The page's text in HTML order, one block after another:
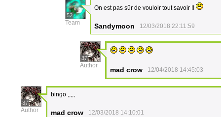
52
Team
On est pas sûr de vouloir tout savoir !!
Sandymoon 12/03/2018 22:11:59
37
Author
mad crow 12/04/2018 14:45:03
37
Author
bingo ,,,,,
mad crow 12/03/2018 14:10:01